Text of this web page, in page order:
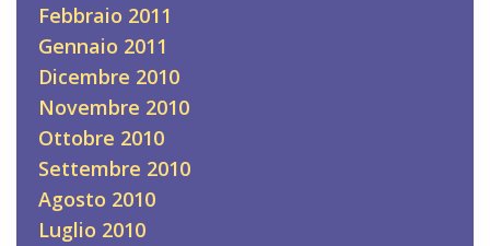
Febbraio 2011
Gennaio 2011
Dicembre 2010
Novembre 2010
Ottobre 2010
Settembre 2010
Agosto 2010
Luglio 2010